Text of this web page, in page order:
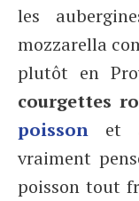
les
mozzarella
plutôt en
courgettes
poisson
et
vraiment
poisson tout